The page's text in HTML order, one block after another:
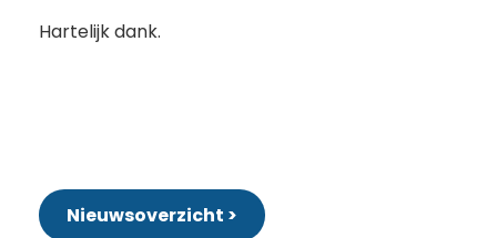
Hartelijk dank.
Nieuwsoverzicht >